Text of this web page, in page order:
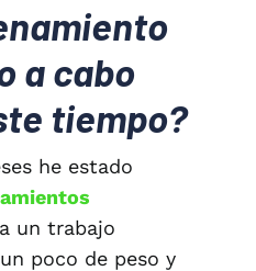
a cabo
tiempo?
he estado
un trabajo
poco de peso y